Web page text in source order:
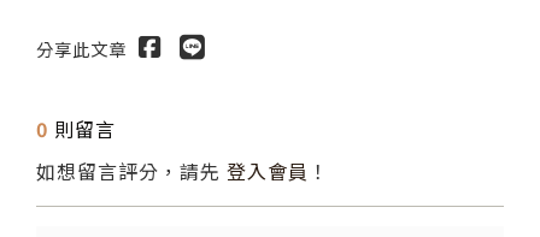
分享此文章
0 則留言
如想留言評分，請先 登入會員 ！
送出